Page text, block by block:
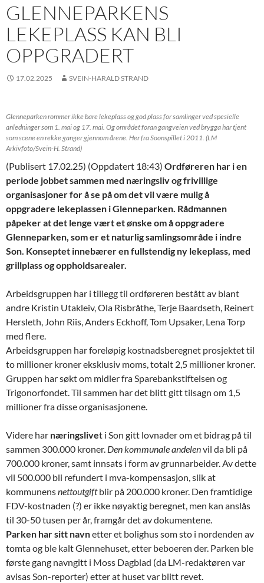
GLENNEPARKENS
LEKEPLASS KAN BLI
OPPGRADERT
17.02.2025 SVEIN-HARALD STRAND
Glenneparken rommer ikke bare lekeplass og god plass for samlinger ved spesielle
anledninger som 1. mai og 17. mai. Og området foran gangveien ved brygga har tjent
som scene en rekke ganger gjennom årene. Her fra Soonspillet i 2011. (LM
Arkivfoto/Svein-H. Strand)
(Publisert 17.02.25) (Oppdatert 18:43) Ordføreren har i en
periode jobbet sammen med næringsliv og frivillige
organisasjoner for å se på om det vil være mulig å
oppgradere lekeplassen i Glenneparken. Rådmannen
påpeker at det lenge vært et ønske om å oppgradere
Glenneparken, som er et naturlig samlingsområde i indre
Son. Konseptet innebærer en fullstendig ny lekeplass, med
grillplass og oppholdsarealer.
Arbeidsgruppen har i tillegg til ordføreren bestått av blant
andre Kristin Utakleiv, Ola Risbråthe, Terje Baardseth, Reinert
Hersleth, John Riis, Anders Eckhoff, Tom Upsaker, Lena Torp
med flere.
Arbeidsgruppen har foreløpig kostnadsberegnet prosjektet til
to millioner kroner eksklusiv moms, totalt 2,5 millioner kroner.
Gruppen har søkt om midler fra Sparebankstiftelsen og
Trigonorfondet. Til sammen har det blitt gitt tilsagn om 1,5
millioner fra disse organisasjonene.
Videre har næringslivet i Son gitt lovnader om et bidrag på til
sammen 300.000 kroner. Den kommunale andelenvil da bli på
700.000 kroner, samt innsats i form av grunnarbeider. Av dette
vil 500.000 bli refundert i mva-kompensasjon, slik at
kommunensnettoutgiftblir på 200.000 kroner. Den framtidige
FDV-kostnaden (?) er ikke nøyaktig beregnet, men kan anslås
til 30-50 tusen per år, framgår det av dokumentene.
Parken har sitt navnetter et bolighus som sto i nordenden av
tomta og ble kalt Glennehuset, etter beboeren der. Parken ble
første gang navngitt i Moss Dagblad (da LM-redaktøren var
avisas Son-reporter) etter at huset var blitt revet.